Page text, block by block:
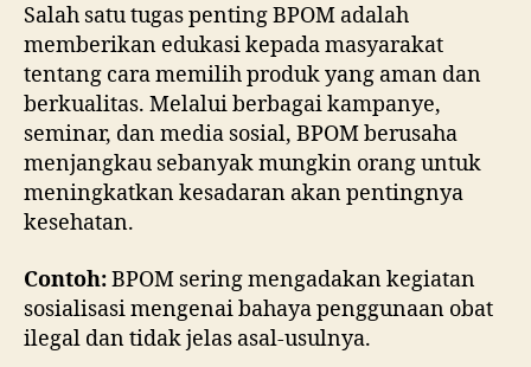
Salah satu tugas penting BPOM adalah
memberikan edukasi kepada masyarakat
tentang cara memilih produk yang aman dan
berkualitas. Melalui berbagai kampanye,
seminar, dan media sosial, BPOM berusaha
menjangkau sebanyak mungkin orang untuk
meningkatkan kesadaran akan pentingnya
kesehatan.
Contoh:BPOM sering mengadakan kegiatan
sosialisasi mengenai bahaya penggunaan obat
ilegal dan tidak jelas asal-usulnya.